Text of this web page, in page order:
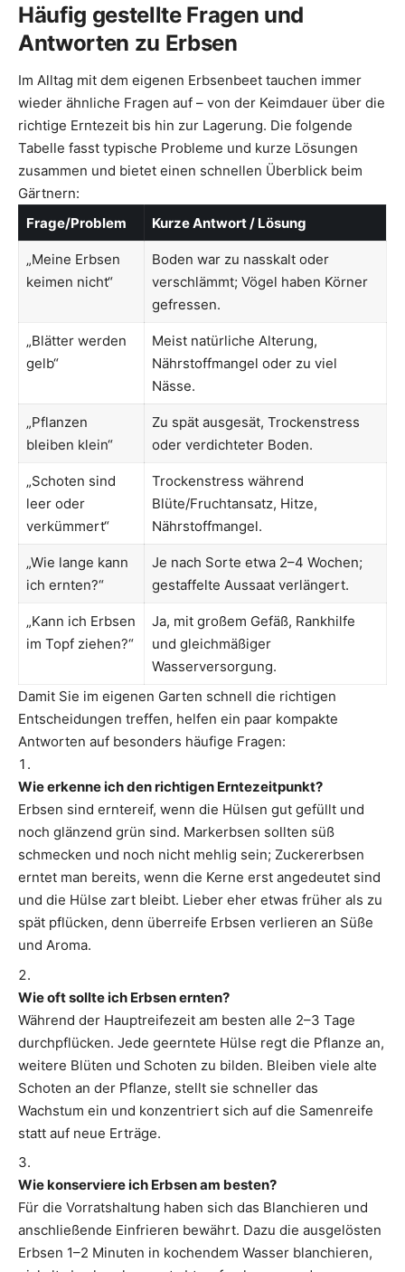
Häufig gestellte Fragen und
Antworten zu Erbsen
Im Alltag mit dem eigenen Erbsenbeet tauchen immer
wieder ähnliche Fragen auf – von der Keimdauer über die
richtige Erntezeit bis hin zur Lagerung. Die folgende
Tabelle fasst typische Probleme und kurze Lösungen
zusammen und bietet einen schnellen Überblick beim
Gärtnern:
Frage/Problem
Kurze Antwort / Lösung
„Meine Erbsen
keimen nicht“
Boden war zu nasskalt oder
verschlämmt; Vögel haben Körner
gefressen.
„Blätter werden
gelb“
Meist natürliche Alterung,
Nährstoffmangel oder zu viel
Nässe.
„Pflanzen
bleiben klein“
Zu spät ausgesät, Trockenstress
oder verdichteter Boden.
„Schoten sind
leer oder
verkümmert“
Trockenstress während
Blüte/Fruchtansatz, Hitze,
Nährstoffmangel.
„Wie lange kann
ich ernten?“
Je nach Sorte etwa 2–4 Wochen;
gestaffelte Aussaat verlängert.
„Kann ich Erbsen
im Topf ziehen?“
Ja, mit großem Gefäß, Rankhilfe
und gleichmäßiger
Wasserversorgung.
Damit Sie im eigenen Garten schnell die richtigen
Entscheidungen treffen, helfen ein paar kompakte
Antworten auf besonders häufige Fragen:
Wie erkenne ich den richtigen Erntezeitpunkt?
Erbsen sind erntereif, wenn die Hülsen gut gefüllt und
noch glänzend grün sind. Markerbsen sollten süß
schmecken und noch nicht mehlig sein; Zuckererbsen
erntet man bereits, wenn die Kerne erst angedeutet sind
und die Hülse zart bleibt. Lieber eher etwas früher als zu
spät pflücken, denn überreife Erbsen verlieren an Süße
und Aroma.
Wie oft sollte ich Erbsen ernten?
Während der Hauptreifezeit am besten alle 2–3 Tage
durchpflücken. Jede geerntete Hülse regt die Pflanze an,
weitere Blüten und Schoten zu bilden. Bleiben viele alte
Schoten an der Pflanze, stellt sie schneller das
Wachstum ein und konzentriert sich auf die Samenreife
statt auf neue Erträge.
Wie konserviere ich Erbsen am besten?
Für die Vorratshaltung haben sich das Blanchieren und
anschließende Einfrieren bewährt. Dazu die ausgelösten
Erbsen 1–2 Minuten in kochendem Wasser blanchieren,